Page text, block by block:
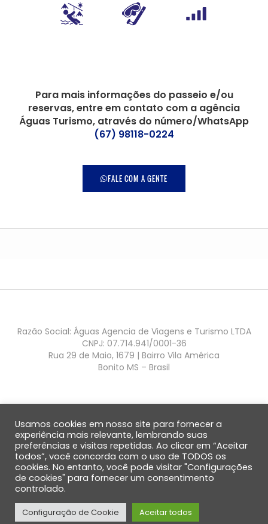
Para mais informações do passeio e/ou
reservas, entre em contato com a agência
Águas Turismo, através do número/WhatsApp
(67) 98118-0224
FALE COM A GENTE
Razão Social: Águas Agencia de Viagens e Turismo LTDA
CNPJ: 07.714.941/0001-36
Rua 29 de Maio, 1679 | Bairro Vila América
Bonito MS – Brasil
QUEM SOMOS SOBRE BONITO DÚVIDAS FREQUENTES
DEPOIMENTOS
ENVIAR DEPOIMENTO
Todos os direitos reservados – 2021
Usamos cookies em nosso site para fornecer a
experiência mais relevante, lembrando suas
preferências e visitas repetidas. Ao clicar em “Aceitar
todos”, você concorda com o uso de TODOS os
cookies. No entanto, você pode visitar "Configurações
de cookies" para fornecer um consentimento
controlado.
Configuração de Cookie Aceitar todos